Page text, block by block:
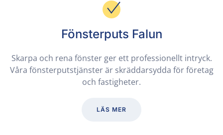
Fönsterputs Falun
Skarpa och rena fönster ger ett professionellt intryck.
Våra fönsterputstjänster är skräddarsydda för företag
och fastigheter.
LÄS MER